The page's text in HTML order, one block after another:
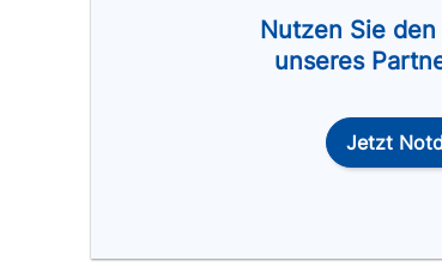
Nutzen Sie
unseres
Jetzt